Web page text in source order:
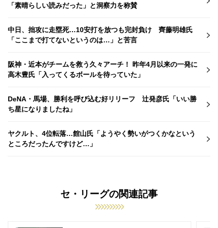
「素晴らしい読みだった」と洞察力を称賛
中日、拙攻に走塁死…10安打を放つも完封負け 齊藤明雄氏
「ここまで打てないというのは…」と苦言
阪神・近本がチームを救う久々アーチ！ 昨年4月以来の一発に
高木豊氏「入ってくるボールを待っていた」
DeNA・馬場、勝利を呼び込む好リリーフ 辻発彦氏「いい勝
ち星になりましたね」
ヤクルト、4位転落…館山氏「ようやく勢いがつくかなという
ところだったんですけど…」
セ・リーグの関連記事